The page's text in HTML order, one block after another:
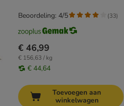
€ 46,99
€ 156,63 / kg
€ 44,64
Beoordeling: 4/5 (33)
Toevoegen aan
winkelwagen